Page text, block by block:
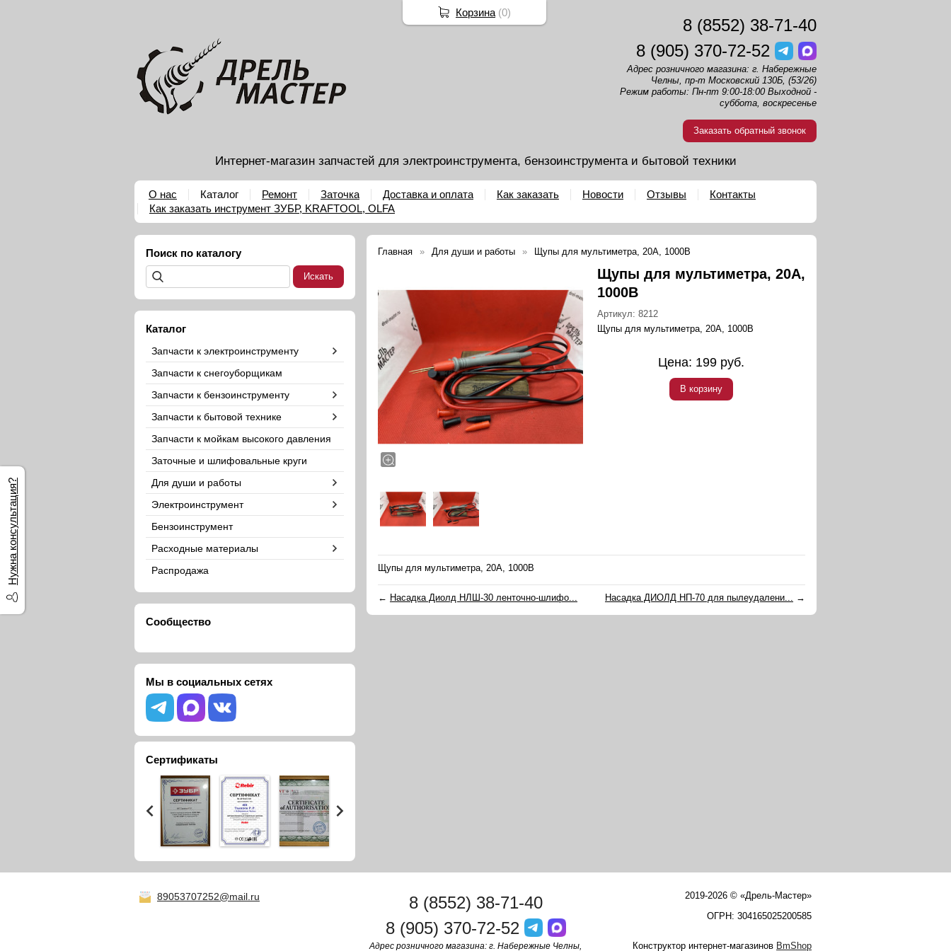
8 (8552) 38-71-40
8 (905) 370-72-52
Адрес розничного магазина: г. Набережные
Челны, пр-т Московский 130Б, (53/26)
Режим работы: Пн-пт 9:00-18:00 Выходной -
суббота, воскресенье
Заказать обратный звонок
Интернет-магазин запчастей для электроинструмента, бензоинструмента и бытовой техники
О нас Каталог Ремонт Заточка Доставка и оплата Как заказать Новости Отзывы
Контакты
Как заказать инструмент ЗУБР, KRAFTOOL, OLFA
Поиск по каталогу
Каталог
Запчасти к электроинструменту
Запчасти к снегоуборщикам
Запчасти к бензоинструменту
Запчасти к бытовой технике
Запчасти к мойкам высокого давления
Заточные и шлифовальные круги
Для души и работы
Электроинструмент
Бензоинструмент
Расходные материалы
Распродажа
Сообщество
Мы в социальных сетях
Сертификаты
Главная Для души и работы Щупы для мультиметра, 20А, 1000В
Щупы для мультиметра, 20А,
1000В
Артикул: 8212
Щупы для мультиметра, 20А, 1000В
Цена: 199 руб.
В корзину
Щупы для мультиметра, 20А, 1000В
← Насадка Диолд НЛШ-30 ленточно-шлифо... Насадка ДИОЛД НП-70 для пылеудалени... →
89053707252@mail.ru
2019-2026 © «Дрель-Мастер»
ОГРН: 304165025200585
Конструктор интернет-магазинов BmShop
8 (8552) 38-71-40
8 (905) 370-72-52
Адрес розничного магазина: г. Набережные Челны,
Нужна консультация?
Корзина (0)